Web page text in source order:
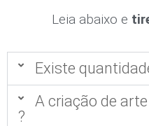
Leia abaixo e
Existe
A criação de
?